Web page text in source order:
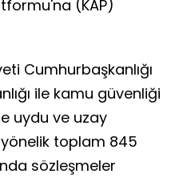
(KAP)
Cumhurbaşkanlığı
ile kamu güvenliği
uydu ve uzay
toplam 845
sözleşmeler